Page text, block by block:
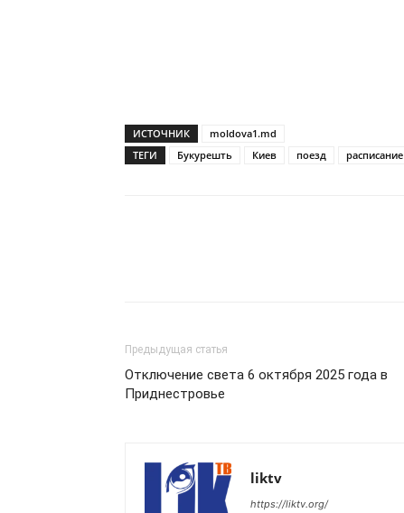
ИСТОЧНИК
moldova1.md
ТЕГИ
Букурешть Киев поезд расписание
Предыдущая статья
Отключение света 6 октября 2025 года в
Приднестровье
liktv
https://liktv.org/